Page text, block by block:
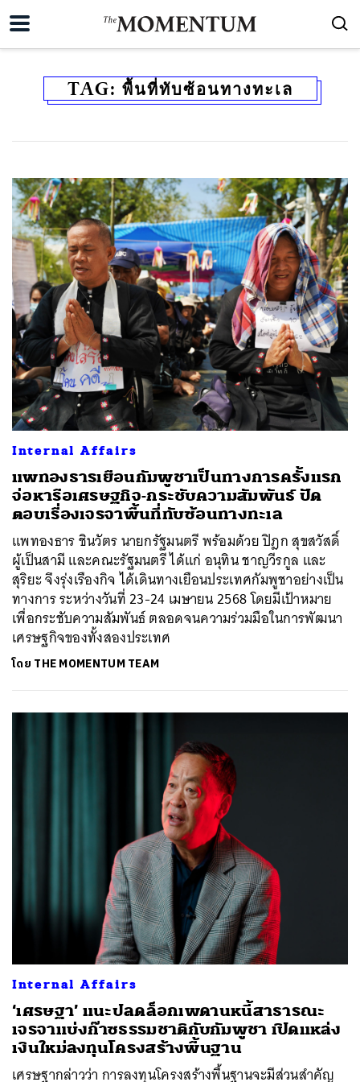
TAG: พื้นที่ทับซ้อนทางทะเล
Internal Affairs
แพทองธารเยือนกัมพูชาเป็นทางการครั้งแรก
จ่อหารือเศรษฐกิจ-กระชับความสัมพันธ์ ปัด
ตอบเรื่องเจรจาพื้นที่ทับซ้อนทางทะเล
แพทองธาร ชินวัตร นายกรัฐมนตรี พร้อมด้วย ปิฎก สุขสวัสดิ์
ผู้เป็นสามี และคณะรัฐมนตรี ได้แก่ อนุทิน ชาญวีรกูล และ
สุริยะ จึงรุ่งเรืองกิจ ได้เดินทางเยือนประเทศกัมพูชาอย่างเป็น
ทางการ ระหว่างวันที่ 23-24 เมษายน 2568 โดยมีเป้าหมาย
เพื่อกระชับความสัมพันธ์ ตลอดจนความร่วมมือในการพัฒนา
เศรษฐกิจของทั้งสองประเทศ
โดย THE MOMENTUM TEAM
Internal Affairs
‘เศรษฐา’ แนะปลดล็อกเพดานหนี้สาธารณะ
เจรจาแบ่งก๊าซธรรมชาติกับกัมพูชา เปิดแหล่ง
เงินใหม่ลงทุนโครงสร้างพื้นฐาน
เศรษฐากล่าวว่า การลงทุนโครงสร้างพื้นฐานจะมีส่วนสำคัญ
SHARE TWEET LINE EMAIL